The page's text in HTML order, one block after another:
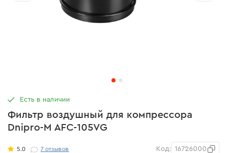
Фильтр воздушный для компрессора
Dnipro-M AFC-105VG
5.0 7отзывов Код: 16726000
Есть в наличии